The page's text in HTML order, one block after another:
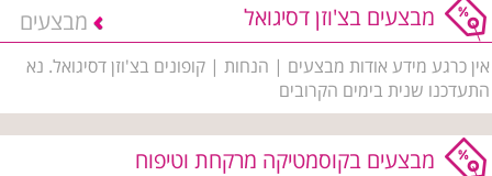
מבצעים בצ'וזן דסיגואל מבצעים
אין כרגע מידע אודות מבצעים | הנחות | קופונים בצ'וזן דסיגואל. נא
התעדכנו שנית בימים הקרובים
מבצעים בקוסמטיקה מרקחת וטיפוח